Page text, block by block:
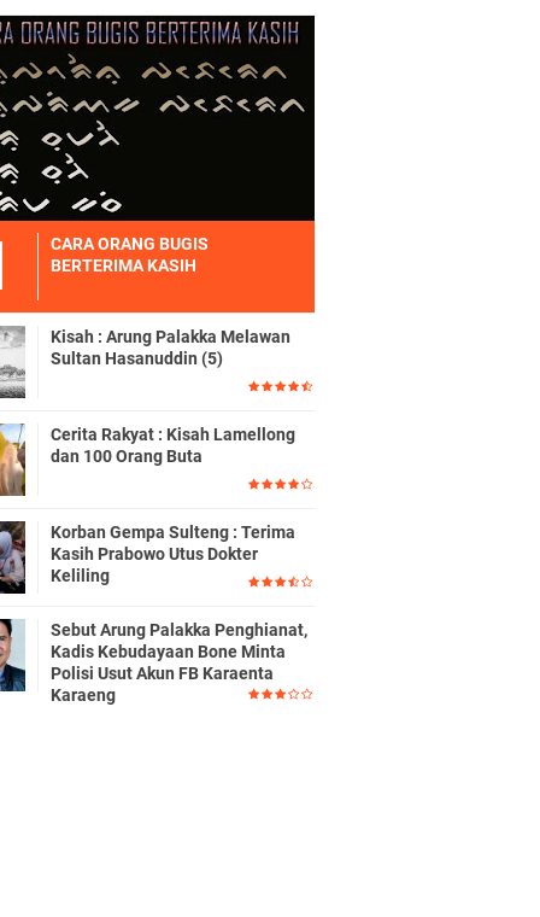
CARA ORANG BUGIS
BERTERIMA KASIH
Kisah : Arung Palakka Melawan
Sultan Hasanuddin (5)
Cerita Rakyat : Kisah Lamellong
dan 100 Orang Buta
Korban Gempa Sulteng : Terima
Kasih Prabowo Utus Dokter
Keliling
Sebut Arung Palakka Penghianat,
Kadis Kebudayaan Bone Minta
Polisi Usut Akun FB Karaenta
Karaeng